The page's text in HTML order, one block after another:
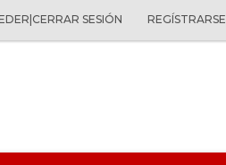
SESIÓN REGÍSTRARSE